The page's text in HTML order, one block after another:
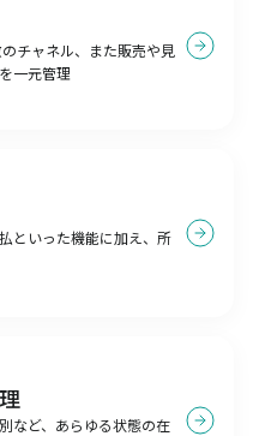
チャネル、また販売や見
一元管理
といった機能に加え、所
など、あらゆる状態の在